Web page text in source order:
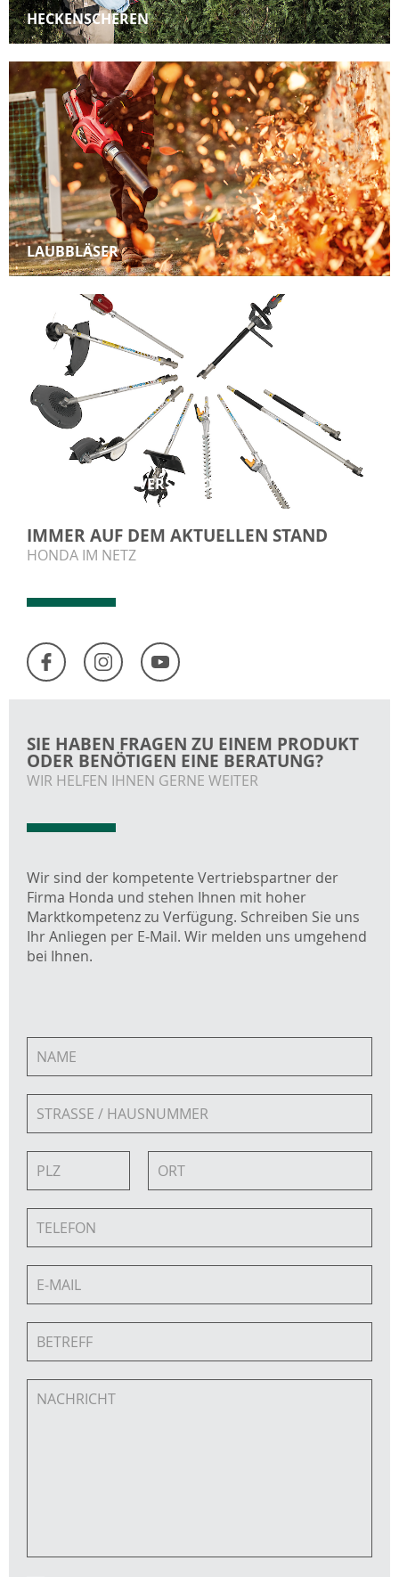
HECKENSCHEREN
LAUBBLÄSER
KOMBI-SYSTEM VERSATOOL
IMMER AUF DEM AKTUELLEN STAND
HONDA IM NETZ
SIE HABEN FRAGEN ZU EINEM PRODUKT
ODER BENÖTIGEN EINE BERATUNG?
WIR HELFEN IHNEN GERNE WEITER
Wir sind der kompetente Vertriebspartner der
Firma Honda und stehen Ihnen mit hoher
Marktkompetenz zu Verfügung. Schreiben Sie uns
Ihr Anliegen per E-Mail. Wir melden uns umgehend
bei Ihnen.